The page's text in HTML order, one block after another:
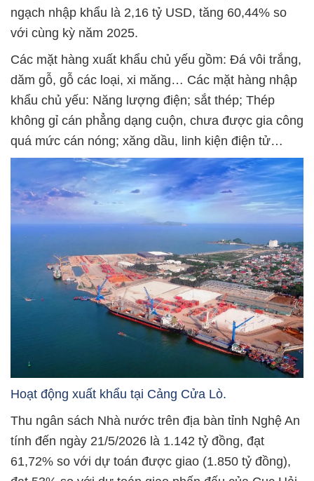
ngạch nhập khẩu là 2,16 tỷ USD, tăng 60,44% so
với cùng kỳ năm 2025.
Các mặt hàng xuất khẩu chủ yếu gồm: Đá vôi trắng,
dăm gỗ, gỗ các loại, xi măng… Các mặt hàng nhập
khẩu chủ yếu: Năng lượng điện; sắt thép; Thép
không gỉ cán phẳng dạng cuộn, chưa được gia công
quá mức cán nóng; xăng dầu, linh kiện điện tử…
Hoạt động xuất khẩu tại Cảng Cửa Lò.
Thu ngân sách Nhà nước trên địa bàn tỉnh Nghệ An
tính đến ngày 21/5/2026 là 1.142 tỷ đồng, đạt
61,72% so với dự toán được giao (1.850 tỷ đồng),